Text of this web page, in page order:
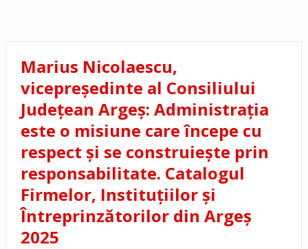
Marius Nicolaescu,
vicepreședinte al Consiliului
Județean Argeș: Administrația
este o misiune care începe cu
respect și se construiește prin
responsabilitate. Catalogul
Firmelor, Instituțiilor și
Întreprinzătorilor din Argeș
2025